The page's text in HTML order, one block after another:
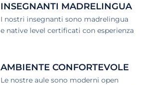
INSEGNANTI MADRELINGUA
I nostri insegnanti sono madrelingua
e native level certificati con esperienza
AMBIENTE CONFORTEVOLE
Le nostre aule sono moderni open